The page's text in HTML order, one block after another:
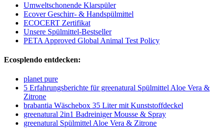
Umweltschonende Klarspüler
Ecover Geschirr- & Handspülmittel
ECOCERT Zertifikat
Unsere Spülmittel-Bestseller
PETA Approved Global Animal Test Policy
Ecosplendo entdecken:
planet pure
5 Erfahrungsberichte für greenatural Spülmittel Aloe Vera &
Zitrone
brabantia Wäschebox 35 Liter mit Kunststoffdeckel
greenatural 2in1 Badreiniger Mousse & Spray
greenatural Spülmittel Aloe Vera & Zitrone